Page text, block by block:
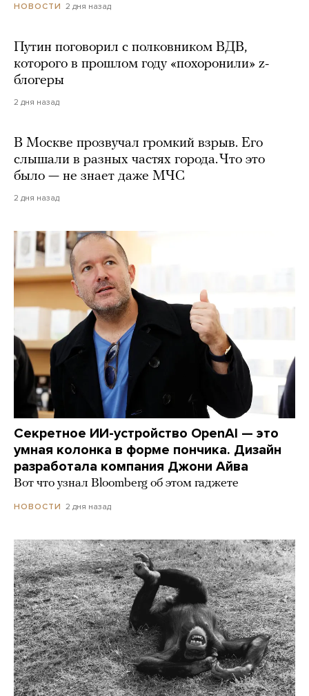
НОВОСТИ 2 дня назад
Путин поговорил с полковником ВДВ,
которого в прошлом году «похоронили» z-
блогеры
2 дня назад
В Москве прозвучал громкий взрыв. Его
слышали в разных частях города. Что это
было — не знает даже МЧС
2 дня назад
Секретное ИИ-устройство OpenAI — это
умная колонка в форме пончика. Дизайн
разработала компания Джони Айва
Вот что узнал Bloomberg об этом гаджете
НОВОСТИ 2 дня назад